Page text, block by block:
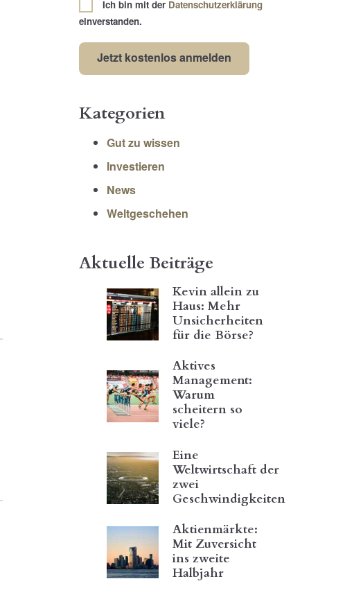
Ich bin mit der Datenschutzerklärung
einverstanden.
Kategorien
Gut zu wissen
Investieren
News
Weltgeschehen
Aktuelle Beiträge
Kevin allein zu
Haus: Mehr
Unsicherheiten
für die Börse?
Aktives
Management:
Warum
scheitern so
viele?
Eine
Weltwirtschaft der
zwei
Geschwindigkeiten
Aktienmärkte:
Mit Zuversicht
ins zweite
Halbjahr